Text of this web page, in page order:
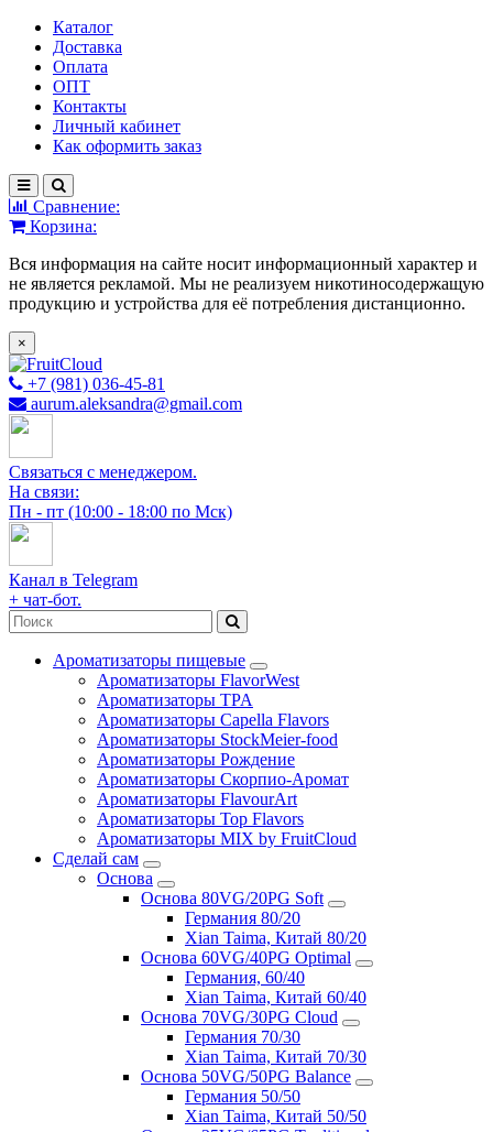
Каталог
Доставка
Оплата
ОПТ
Контакты
Личный кабинет
Как оформить заказ
Сравнение:
Корзина:
Вся информация на сайте носит информационный характер и
не является рекламой. Мы не реализуем никотиносодержащую
продукцию и устройства для её потребления дистанционно.
×
+7 (981) 036-45-81
aurum.aleksandra@gmail.com
Связаться с менеджером.
На связи:
Пн - пт (10:00 - 18:00 по Мск)
Канал в Telegram
+ чат-бот.
Ароматизаторы пищевые
Ароматизаторы FlavorWest
Ароматизаторы TPA
Ароматизаторы Capella Flavors
Ароматизаторы StockMeier-food
Ароматизаторы Рождение
Ароматизаторы Скорпио-Аромат
Ароматизаторы FlavourArt
Ароматизаторы Top Flavors
Ароматизаторы MIX by FruitCloud
Сделай сам
Основа
Основа 80VG/20PG Soft
Германия 80/20
Xian Taima, Китай 80/20
Основа 60VG/40PG Optimal
Германия, 60/40
Xian Taima, Китай 60/40
Основа 70VG/30PG Cloud
Германия 70/30
Xian Taima, Китай 70/30
Основа 50VG/50PG Balance
Германия 50/50
Xian Taima, Китай 50/50